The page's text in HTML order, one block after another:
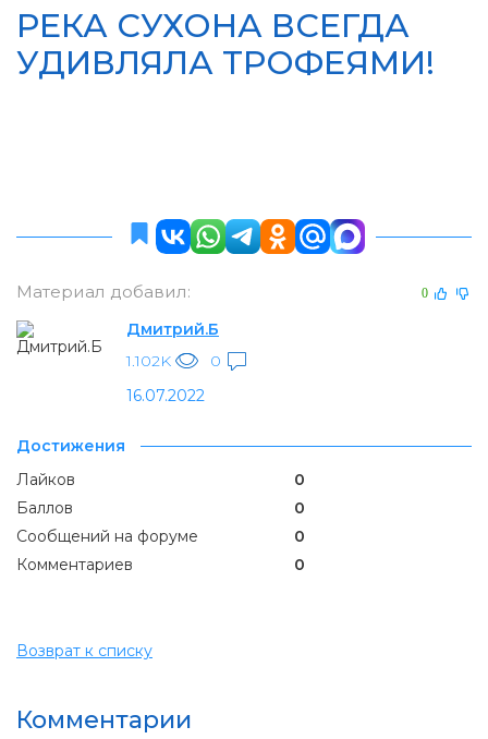
РЕКА СУХОНА ВСЕГДА
УДИВЛЯЛА ТРОФЕЯМИ!
Материал добавил: 0
Дмитрий.Б
1.102K
0
16.07.2022
Достижения
Лайков
0
Баллов
0
Сообщений на форуме
0
Комментариев
0
Возврат к списку
Комментарии